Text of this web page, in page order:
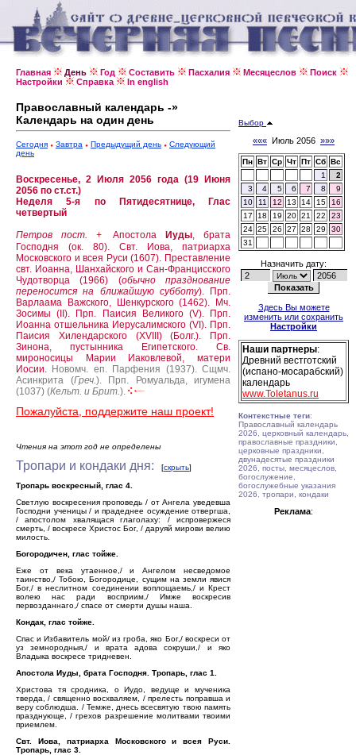
Главная День Год Составить Пасхалия Месяцеслов
Поиск
Настройки
Справка In english
Православный календарь -»
Календарь на один день
Сегодня Завтра Предыдущий день
Следующий
день
Воскресенье, 2 Июля 2056 года (19 Июня
2056 по ст.ст.)
Неделя 5-я по Пятидесятнице, Глас
четвертый
Петров пост.
+ Апостола Иуды, брата
Господня (ок. 80). Свт. Иова, патриарха
Московского и всея Руси (1607). Преставление
свт. Иоанна, Шанхайского и Сан-Францисского
Чудотворца (1966) (обычно празднование
переносится на ближайшую субботу).
Прп.
Варлаама Важского, Шенкурского (1462).
Мч.
Зосимы (II).
Прп. Паисия Великого (V).
Прп.
Иоанна отшельника Иерусалимского (VI). Прп.
Паисия Хилендарского (XVIII) (Болг.).
Прп.
Зинона, пустынника Египетского. Св.
мироносицы Марии Иаковлевой, матери
Иосии. Новомч. еп. Парфения (1937). Сщмч.
Асинкрита (Греч.).
Прп. Ромуальда, игумена
(1037) (Кельт. и Брит.).
Пожалуйста, поддержите наш проект!
Чтения на этот год не определены
Тропари и кондаки дня: [скрыть]
Тропарь воскресный, глас 4.
Светлую воскресения проповедь / от Ангела уведевша
Господни ученицы / и прадеднее осуждение отвергша,
/ апостолом хвалящася глаголаху: / испровержеся
смерть, / воскресе Христос Бог, / даруяй мирови велию
милость.
Богородичен, глас тойже.
Еже от века утаенное,/ и Ангелом несведомое
таинство,/ Тобою, Богородице, сущим на земли явися
Бог,/ в неслитном соединении воплощаемь,/ и Крест
волею нас ради восприим,/ Имже воскресив
первозданнаго,/ спасе от смерти душы наша.
Кондак, глас тойже.
Спас и Избавитель мой/ из гроба, яко Бог,/ воскреси от
уз земнородныя,/ и врата адова сокруши,/ и яко
Владыка воскресе тридневен.
Апостола Иуды, брата Господня. Тропарь, глас 1.
Христова тя сродника, о Иудо, ведуще и мученика
тверда, / священно восхваляем, / прелесть поправша и
веру соблюдша. / Темже, днесь всесвятую твою память
празднующе, / грехов разрешение молитвами твоими
приемлем.
Свт. Иова, патриарха Московского и всея Руси.
Тропарь, глас 3.
Выбор
««« Июль 2056 »»»
Пн Вт Ср Чт Пт Сб Вс
1
2
3
4 5 6 7 8
9
10
11 12 13 14 15
16
17
18 19 20 21 22
23
24 25 26 27 28 29
30
31
Назначить дату:
Здесь Вы можете
изменить или сохранить
Настройки
Наши партнеры:
Древний вестготский
(испано-мосарабский)
календарь
www.Toletanus.ru
Контекстные теги:
Православный календарь
2026, церковный календарь,
православные праздники,
церковные праздники,
двунадесятые праздники
2026, посты, месяцеслов,
богослужение,
богослужебные указания
2026, тропари, кондаки
Реклама: